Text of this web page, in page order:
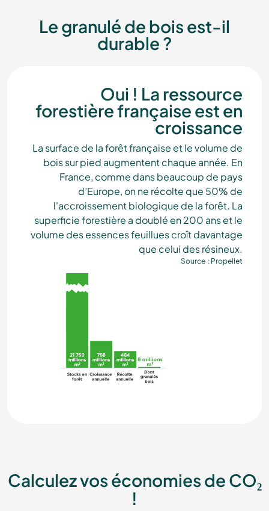
Le granulé de bois est-il
durable ?
Oui ! La ressource
forestière française est en
croissance
La surface de la forêt française et le volume de
bois sur pied augmentent chaque année. En
France, comme dans beaucoup de pays
d’Europe, on ne récolte que 50% de
l'accroissement biologique de la forêt. La
superficie forestière a doublé en 200 ans et le
volume des essences feuillues croît davantage
que celui des résineux.
Source : Propellet
Calculez vos économies de CO₂
!